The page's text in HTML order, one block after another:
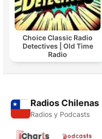
Choice Classic Radio
Detectives | Old Time
Radio
Radios Chilenas
Radios y Podcasts